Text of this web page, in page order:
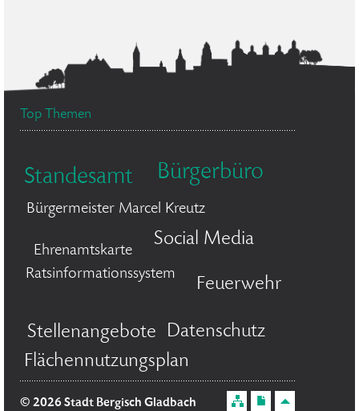
Top Themen
Standesamt Bürgerbüro
Bürgermeister Marcel Kreutz
Ehrenamtskarte
Social Media
Ratsinformationssystem Feuerwehr
Stellenangebote
Datenschutz
Flächennutzungsplan
© 2026 Stadt Bergisch Gladbach